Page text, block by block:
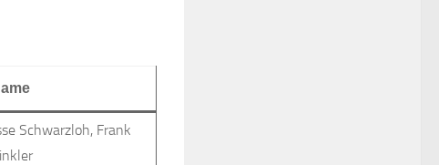
Schwarzloh, Frank